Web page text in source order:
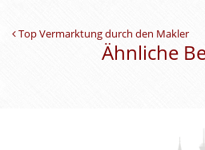
Beitrags-Navigation
Top Vermarktung durch den Makler
Ähnliche